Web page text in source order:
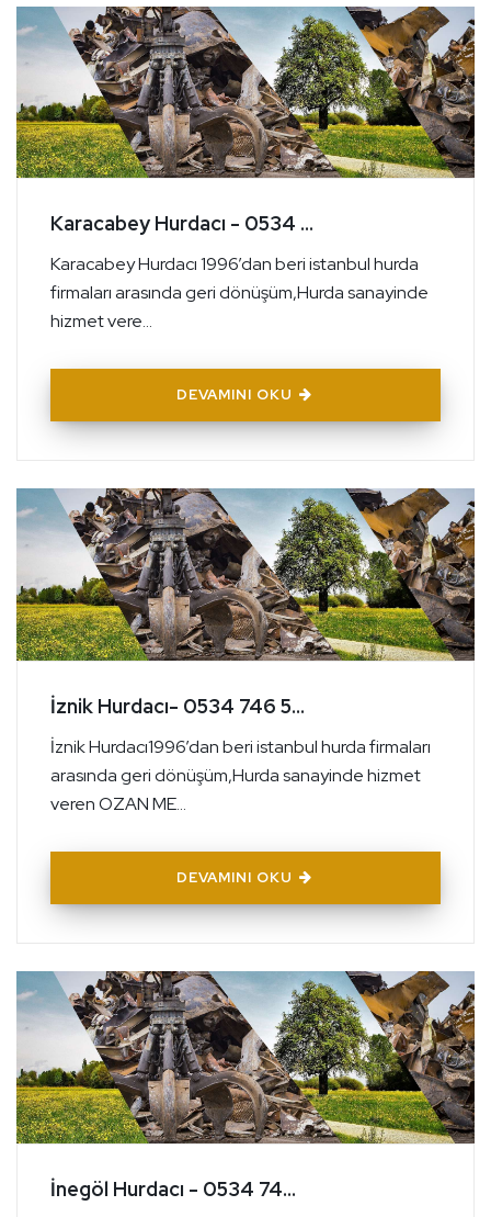
Karacabey Hurdacı - 0534 ...
Karacabey Hurdacı 1996’dan beri istanbul hurda
firmaları arasında geri dönüşüm,Hurda sanayinde
hizmet vere...
DEVAMINI OKU
İznik Hurdacı- 0534 746 5...
İznik Hurdacı1996’dan beri istanbul hurda firmaları
arasında geri dönüşüm,Hurda sanayinde hizmet
veren OZAN ME...
DEVAMINI OKU
İnegöl Hurdacı - 0534 74...